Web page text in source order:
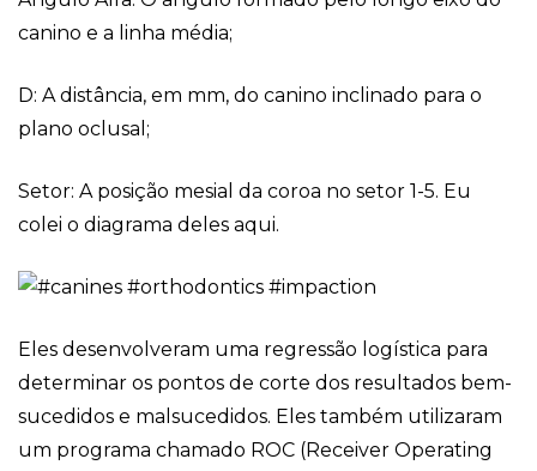
canino e a linha média;
D: A distância, em mm, do canino inclinado para o
plano oclusal;
Setor: A posição mesial da coroa no setor 1-5. Eu
colei o diagrama deles aqui.
Eles desenvolveram uma regressão logística para
determinar os pontos de corte dos resultados bem-
sucedidos e malsucedidos. Eles também utilizaram
um programa chamado ROC (Receiver Operating